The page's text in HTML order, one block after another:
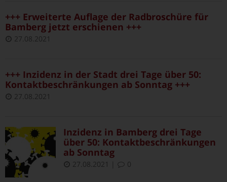
+++ Erweiterte Auflage der Radbroschüre für
Bamberg jetzt erschienen +++
27.08.2021
+++ Inzidenz in der Stadt drei Tage über 50:
Kontaktbeschränkungen ab Sonntag +++
27.08.2021
Inzidenz in Bamberg drei Tage
über 50: Kontaktbeschränkungen
ab Sonntag
27.08.2021 0